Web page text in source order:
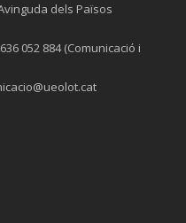
dels Països
052 884 (Comunicació i